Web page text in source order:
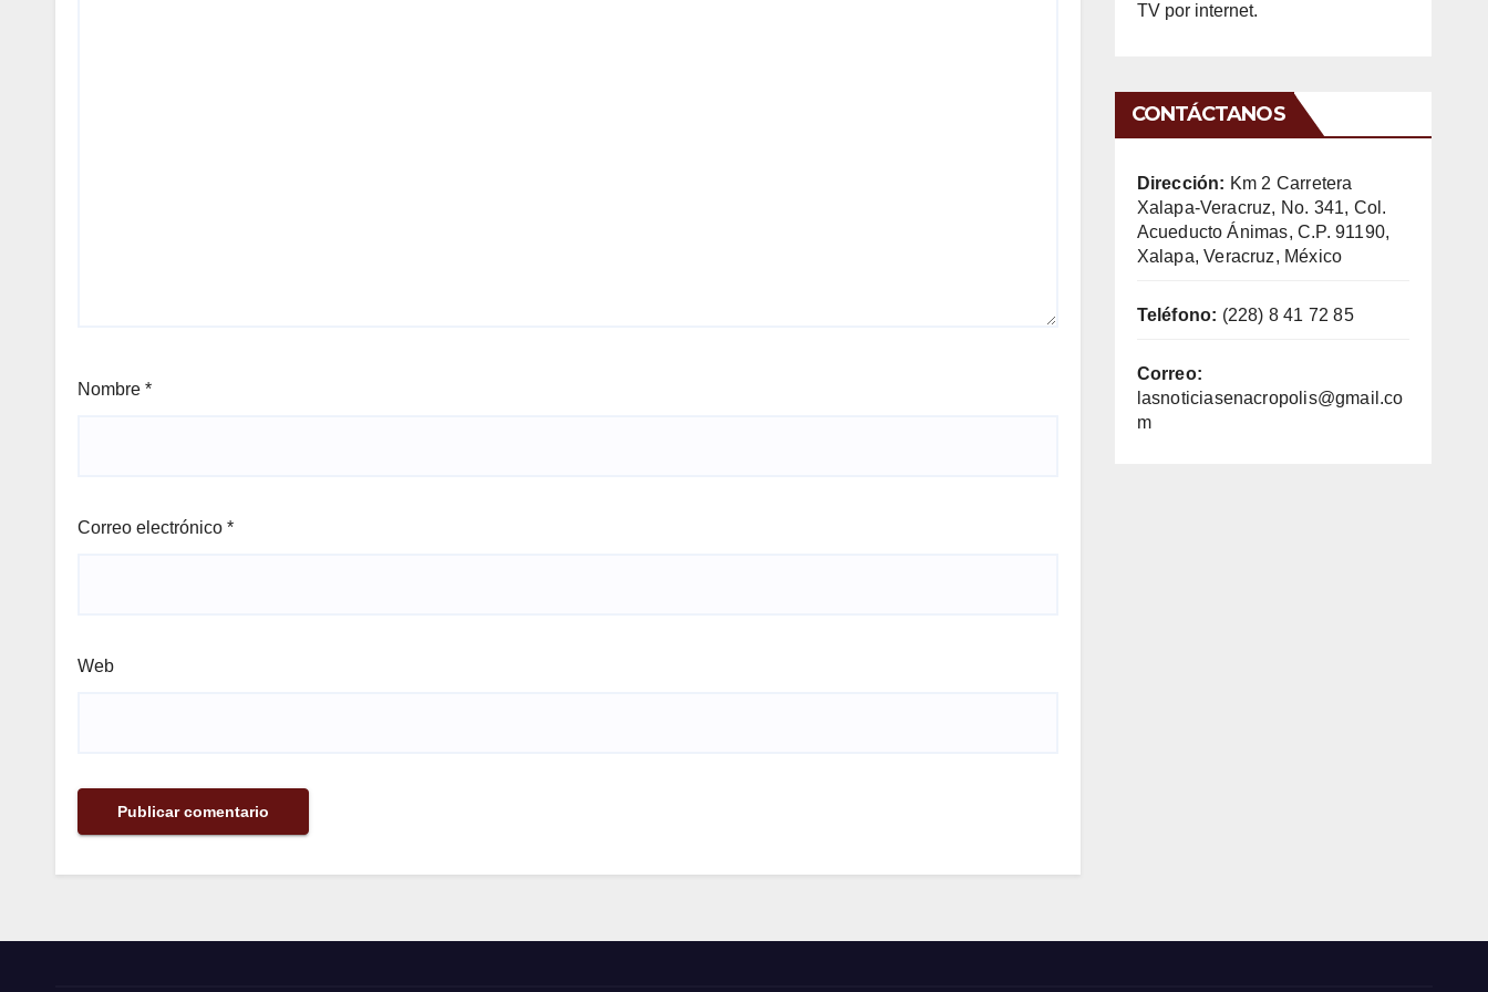
Nombre *
Correo electrónico *
Web
TV por internet.
CONTÁCTANOS
Dirección: Km 2 Carretera
Xalapa-Veracruz, No. 341, Col.
Acueducto Ánimas, C.P. 91190,
Xalapa, Veracruz, México
Teléfono: (228) 8 41 72 85
Correo:
lasnoticiasenacropolis@gmail.co
m